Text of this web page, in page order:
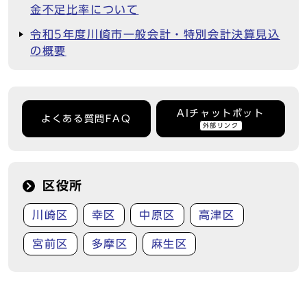
金不足比率について
令和5年度川崎市一般会計・特別会計決算見込
の概要
よくある質問FAQ
AIチャットボット
外部リンク
区役所
川崎区 幸区 中原区 高津区
宮前区 多摩区 麻生区